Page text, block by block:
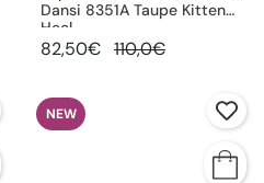
Dansi 8351A Taupe Kitten
Heel
82,50€ 110,0€
NEW